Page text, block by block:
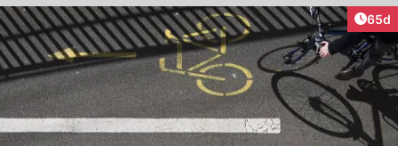
65d